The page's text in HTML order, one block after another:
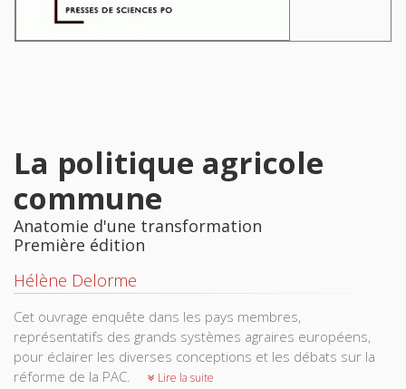
La politique agricole
commune
Anatomie d'une transformation
Première édition
Hélène Delorme
Cet ouvrage enquête dans les pays membres,
représentatifs des grands systèmes agraires européens,
pour éclairer les diverses conceptions et les débats sur la
réforme de la PAC.
Lire la suite